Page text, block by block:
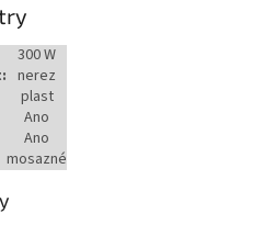
300 W
nerez
plast
Ano
Ano
mosazné